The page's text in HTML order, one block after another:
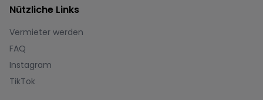
Nützliche Links
Vermieter werden
FAQ
Instagram
TikTok